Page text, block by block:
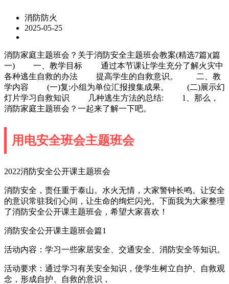
消防防火
2025-05-25
消防家庭主题班会？关于消防安全主题班会教案(精选7篇)(篇
一) 一、教学目标 通过本节课让学生充分了解火灾中
各种逃生自救的办法 提高学生的自救意识。 二、教
学内容 (一)复:小组为单位汇报搜集成果。 (二)展示幻
灯片学习自救知识 几种逃生方法的总结: 1、那么，
消防家庭主题班会？一起来了解一下吧。
用电安全班会主题班会
2022消防安全公开课主题班会
消防安全，责任重于泰山。水火无情，大家警钟长鸣。让安全
的意识常驻我们心间，让生命的绚烂闪光。下面我为大家整理
了消防安全公开课主题班会，希望大家喜欢！
消防安全公开课主题班会篇1
活动内容：学习一些家居安全、交通安全、消防安全等知识。
活动要求：通过学习有关安全知识，使学生树立自护、自救观
念，形成自护、自救的意识，